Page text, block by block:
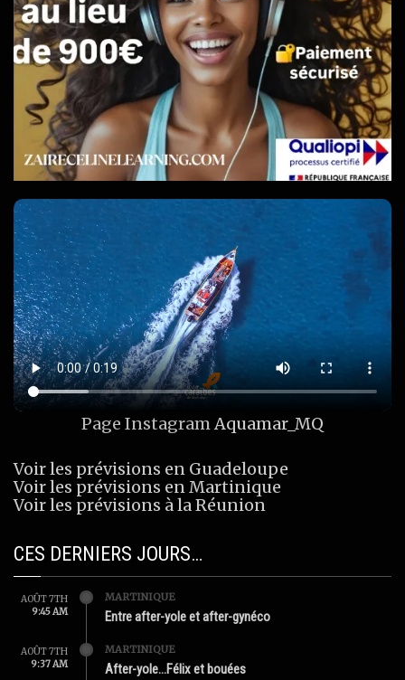
Page InstagramAquamar_MQ
Voir les prévisions en Guadeloupe
Voir les prévisions en Martinique
Voir les prévisions à la Réunion
CES DERNIERS JOURS…
AOÛT 7TH
9:45 AM
MARTINIQUE
Entre after-yole et after-gynéco
AOÛT 7TH
9:37 AM
MARTINIQUE
After-yole…Félix et bouées